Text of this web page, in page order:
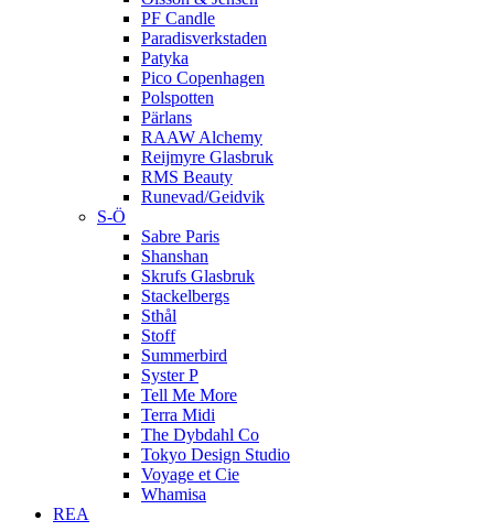
PF Candle
Paradisverkstaden
Patyka
Pico Copenhagen
Polspotten
Pärlans
RAAW Alchemy
Reijmyre Glasbruk
RMS Beauty
Runevad/Geidvik
S-Ö
Sabre Paris
Shanshan
Skrufs Glasbruk
Stackelbergs
Sthål
Stoff
Summerbird
Syster P
Tell Me More
Terra Midi
The Dybdahl Co
Tokyo Design Studio
Voyage et Cie
Whamisa
REA